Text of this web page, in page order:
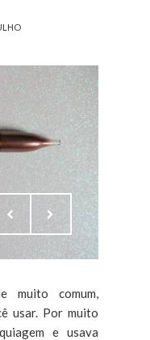
muito comum,
usar. Por muito
e usava